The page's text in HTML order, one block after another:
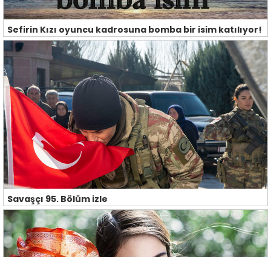
Sefirin Kızı oyuncu kadrosuna bomba bir isim katılıyor!
Savaşçı 95. Bölüm izle